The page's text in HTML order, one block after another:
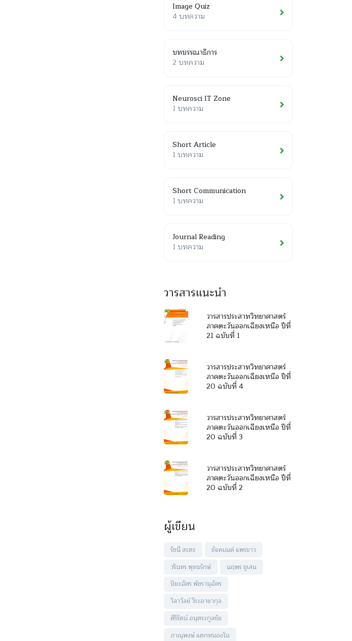
Image Quiz
4 บทความ
บทบรรณาธิการ
2 บทความ
Neurosci IT Zone
1 บทความ
Short Article
1 บทความ
Short Communication
1 บทความ
Journal Reading
1 บทความ
วารสารแนะนำ
วารสารประสาทวิทยาศาสตร์
ภาคตะวันออกเฉียงเหนือ ปีที่
21 ฉบับที่ 1
วารสารประสาทวิทยาศาสตร์
ภาคตะวันออกเฉียงเหนือ ปีที่
20 ฉบับที่ 4
วารสารประสาทวิทยาศาสตร์
ภาคตะวันออกเฉียงเหนือ ปีที่
20 ฉบับที่ 3
วารสารประสาทวิทยาศาสตร์
ภาคตะวันออกเฉียงเหนือ ปีที่
20 ฉบับที่ 2
ผู้เขียน
รัชนี สะตะ
ชัจคเณค์ แพรขาว
วรินทร พุทธรักษ์
นฤพร ชูเสน
ปิยะฉัตร พัชรานุฉัตร
วิลาวัลย์ วีระอาชากุล
ศิริรัตน์ อนุตระกูลชัย
ภาณุพงษ์ แตกหนองโน